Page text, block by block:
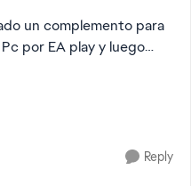
un complemento para
por EA play y luego
y tampoco me sale
Reply